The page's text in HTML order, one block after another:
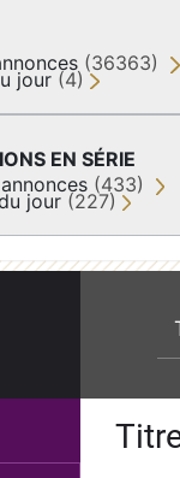
(36363)
jour (4)
EN SÉRIE
(433)
jour (227)